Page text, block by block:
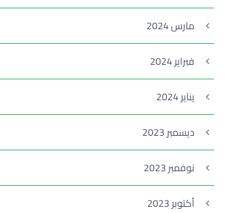
مارس 2024
فبراير 2024
يناير 2024
ديسمبر 2023
نوفمبر 2023
أكتوبر 2023